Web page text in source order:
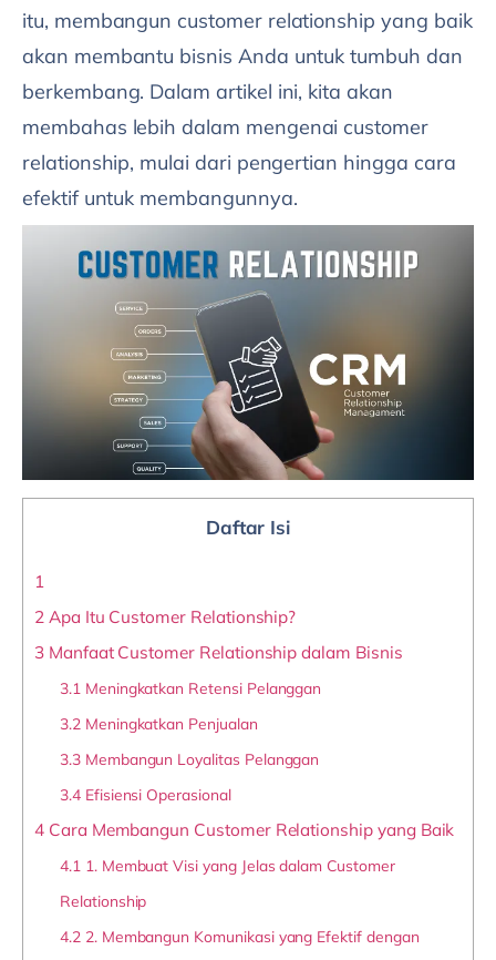
itu, membangun customer relationship yang baik
akan membantu bisnis Anda untuk tumbuh dan
berkembang. Dalam artikel ini, kita akan
membahas lebih dalam mengenai customer
relationship, mulai dari pengertian hingga cara
efektif untuk membangunnya.
Daftar Isi
1
2 Apa Itu Customer Relationship?
3Manfaat Customer Relationship dalam Bisnis
3.1 Meningkatkan Retensi Pelanggan
3.2 Meningkatkan Penjualan
3.3Membangun Loyalitas Pelanggan
3.4Efisiensi Operasional
4Cara Membangun Customer Relationship yang Baik
4.1 1. Membuat Visi yang Jelas dalam Customer
Relationship
4.2 2. Membangun Komunikasi yang Efektif dengan